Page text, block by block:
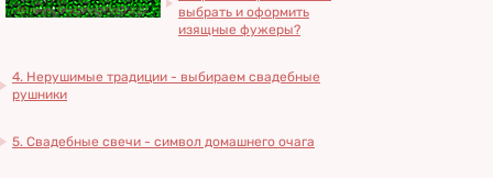
выбрать и оформить
изящные фужеры?
4. Нерушимые традиции - выбираем свадебные
рушники
5. Свадебные свечи - символ домашнего очага